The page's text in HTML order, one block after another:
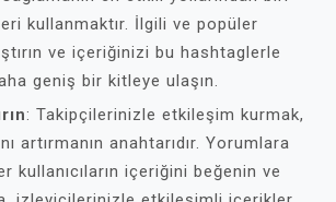
kullanmaktır. İlgili ve popüler
ve içeriğinizi bu hashtaglerle
geniş bir kitleye ulaşın.
: Takipçilerinizle etkileşim kurmak,
artırmanın anahtarıdır. Yorumlara
kullanıcıların içeriğini beğenin ve